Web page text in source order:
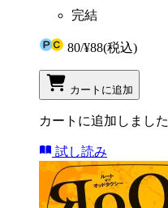
完結
80/¥88(税込)
カートに追加
カートに追加しました
試し読み